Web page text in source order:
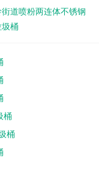
道喷粉两连体不锈钢
桶
桶
桶